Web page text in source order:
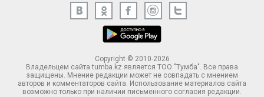
Copyright © 2010-2026
Владельцем сайта tumba.kz является ТОО "Тумба". Все права
защищены. Мнение редакции может не совпадать с мнением
авторов и комментаторов сайта. Использование материалов сайта
возможно только при наличии письменного согласия редакции.